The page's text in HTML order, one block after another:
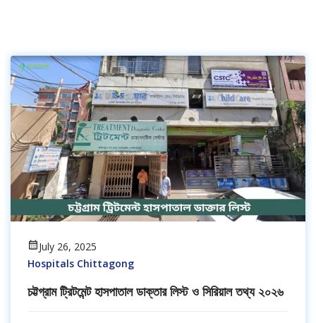
July 26, 2025
Hospitals Chittagong
চট্টগ্রাম ট্রিটমেন্ট হাসপাতাল ডাক্তার লিস্ট ও সিরিয়াল তথ্য ২০২৬